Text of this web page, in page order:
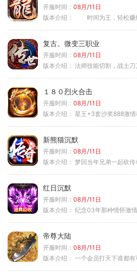
开服时间： 08月/11日
版本介绍：
时间为王，轻松
复古。微变三职业
开服时间： 08月/11日
版本介绍： 法师技能切割，战士刀刀切
１８０烈火合击
开服时间： 08月/11日
版本介绍： 星王+3套沙奖888激情
新熊猫沉默
开服时间： 08月/11日
版本介绍： 梦回当年兄弟一起砍
红日沉默
开服时间： 08月/11日
版本介绍： 纪念03年那种情怀激
帝尊大陆
开服时间： 08月/11日
版本介绍： 一个会员打天下谁都有